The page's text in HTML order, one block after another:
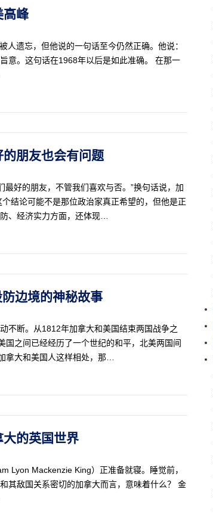
峰
遗忘，但他说的一句话至今仍然正确。他说：
意。这句话在1968年以后是如此准确。 在那一
朋友也会有问题
好的朋友，不管我们喜欢与否。”换句话说，加
结论可能不是那位政治家真正希望的，但他是正
、经济实力方面，还体现…
边境的神秘故事
不断。从1812年加拿大和美国结束两国战争之
国之间已经经历了一个世纪的和平，北美两国间
拿大和美国人这样相处，那…
的英国世界
Lyon Mackenzie King）正准备就寝。睡觉前，
其敌国关系密切的加拿大而言，意味着什么？ 金